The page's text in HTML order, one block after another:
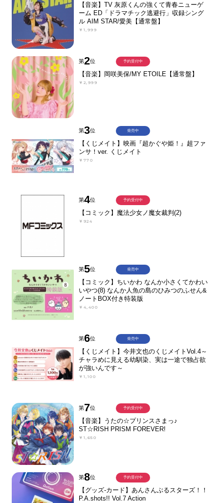
【音楽】TV 灰原くんの強くて青春ニューゲ
ーム ED「ドラマチック逃避行」収録シング
ル AIM STAR/愛美【通常盤】
￥1,999
第2位
【音楽】岡咲美保/MY ETOILE【通常盤】
￥2,999
予約受付中
第3位
【くじメイト】映画『超かぐや姫！』超ファ
ンサ！ver. くじメイト
￥770
発売中
第4位
【コミック】魔法少女ノ魔女裁判(2)
￥924
予約受付中
第5位
【コミック】ちいかわ なんか小さくてかわい
いやつ(8) なんか人魚の島のひみつのふせん&
ノートBOX付き特装版
￥4,400
発売中
第6位
【くじメイト】今井文也のくじメイトVol.4～
チャラめに見える幼馴染、実は一途で独占欲
が強いんです～
￥1,100
発売中
第7位
【音楽】うたの☆プリンスさまっ♪
ST☆RISH PRISM FOREVER!
￥1,650
予約受付中
第8位
【グッズ-カード】あんさんぶるスターズ！！
P.A.shots!! Vol.7 Action
予約受付中